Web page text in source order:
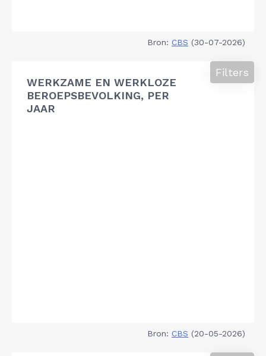
Bron: CBS (30-07-2026)
WERKZAME EN WERKLOZE
BEROEPSBEVOLKING, PER
JAAR
Filters
Bron: CBS (20-05-2026)